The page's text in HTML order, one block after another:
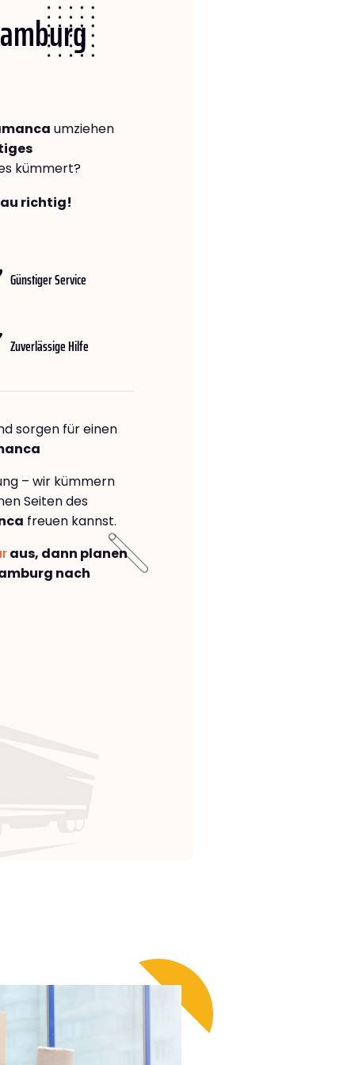
umziehen
kümmert?
richtig!
Günstiger Service
Zuverlässige Hilfe
sorgen für einen
– wir kümmern
Seiten des
freuen kannst.
aus, dann planen
nach